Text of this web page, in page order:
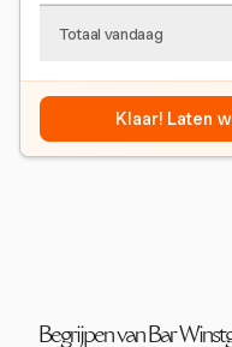
Totaal vandaag
Klaar! Laten
Begrijpen van Bar